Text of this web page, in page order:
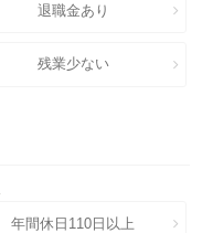
退職金あり
残業少ない
年間休日110日以上